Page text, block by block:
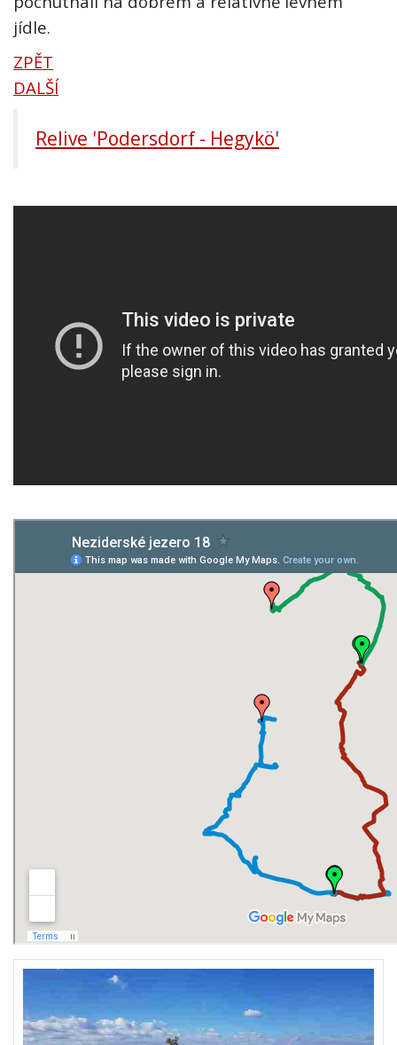
jídle.
ZPĚT
DALŠÍ
Relive 'Podersdorf - Hegykö'